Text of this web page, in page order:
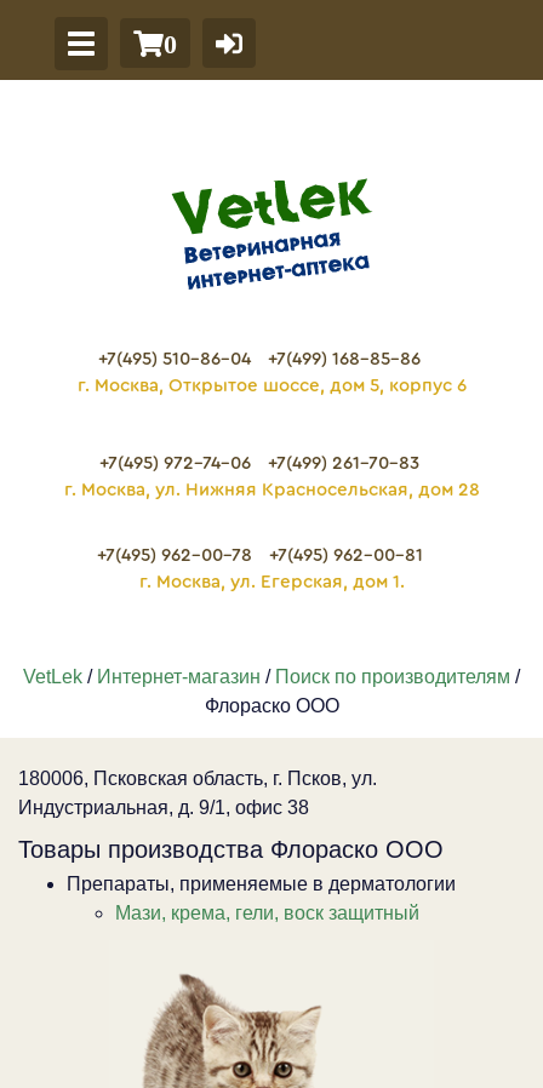
0
+7(495) 510-86-04
+7(499) 168-85-86
г. Москва, Открытое шоссе, дом 5, корпус 6
+7(495) 972-74-06
+7(499) 261-70-83
г. Москва, ул. Нижняя Красносельская, дом 28
+7(495) 962-00-78
+7(495) 962-00-81
г. Москва, ул. Егерская, дом 1.
VetLek / Интернет-магазин / Поиск по производителям /
Флораско ООО
180006, Псковская область, г. Псков, ул.
Индустриальная, д. 9/1, офис 38
Товары производства Флораско ООО
Препараты, применяемые в дерматологии
Мази, крема, гели, воск защитный